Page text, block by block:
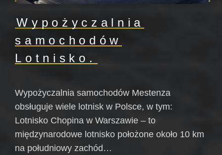
Wypożyczalnia
samochodów
Lotnisko.
Wypożyczalnia samochodów Mestenza
obsługuje wiele lotnisk w Polsce, w tym:
Lotnisko Chopina w Warszawie – to
międzynarodowe lotnisko położone około 10 km
na południowy zachód…